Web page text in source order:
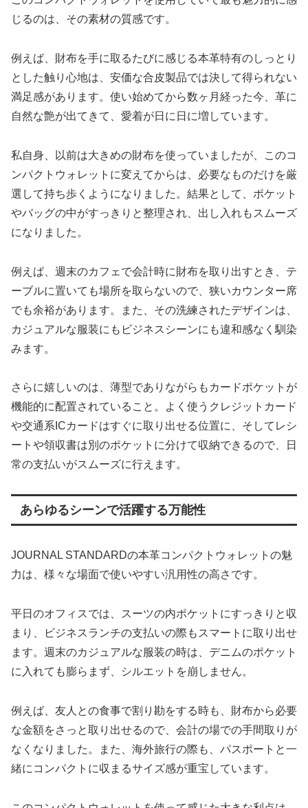
じるのは、その素材の質感です。
例えば、財布を手に取るたびに感じる本革特有のしっとり
とした触り心地は、安価な合皮製品では決して得られない
満足感があります。使い始めてから数ヶ月経った今、革に
自然な艶が出てきて、愛着が日に日に増しています。
私自身、以前は大きめの財布を使っていましたが、このコ
ンパクトウォレットに変えてからは、必要なものだけを厳
選して持ち歩くようになりました。結果として、ポケット
やバッグの中がすっきりと整理され、出し入れもスムーズ
になりました。
例えば、週末のカフェで会計時に財布を取り出すとき、テ
ーブルに置いても場所を取らないので、狭いカウンター席
でも余裕があります。また、その洗練されたデザインは、
カジュアルな服装にもビジネスシーンにも違和感なく馴染
みます。
さらに嬉しいのは、薄型でありながらもカードポケットが
機能的に配置されていること。よく使うクレジットカード
や交通系ICカードはすぐに取り出せる位置に、そしてレシ
ートや領収書は別のポケットに分けて収納できるので、日
常の支払いがスムーズに行えます。
あらゆるシーンで活躍する万能性
JOURNAL STANDARDの本革コンパクトウォレットの魅
力は、様々な場面で使いやすい汎用性の高さです。
平日のオフィスでは、スーツの内ポケットにすっきりと収
まり、ビジネスランチの支払いの際もスマートに取り出せ
ます。週末のカジュアルな服装の時は、デニムのポケット
に入れても膨らまず、シルエットを崩しません。
例えば、友人との食事で割り勘をする時も、財布から必要
な金額をさっと取り出せるので、会計の場での手間取りが
なくなりました。また、海外旅行の際も、パスポートと一
緒にコンパクトに収まるサイズ感が重宝しています。